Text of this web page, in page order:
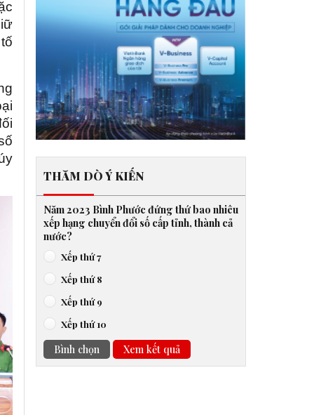
THĂM DÒ Ý KIẾN
Năm 2023 Bình Phước đứng thứ bao nhiêu
xếp hạng chuyển đổi số cấp tỉnh, thành cả
nước?
Xếp thứ 7
Xếp thứ 8
Xếp thứ 9
Xếp thứ 10
Bình chọn Xem kết quả